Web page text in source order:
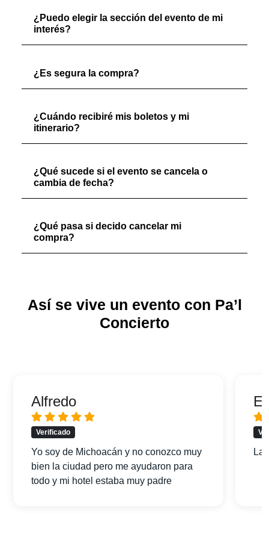
¿Puedo elegir la sección del evento de mi
interés?
¿Es segura la compra?
¿Cuándo recibiré mis boletos y mi
itinerario?
¿Qué sucede si el evento se cancela o
cambia de fecha?
¿Qué pasa si decido cancelar mi
compra?
Así se vive un evento con Pa’l
Concierto
Alfredo
Verificado
Yo soy de Michoacán y no conozco muy
bien la ciudad pero me ayudaron para
todo y mi hotel estaba muy padre
La